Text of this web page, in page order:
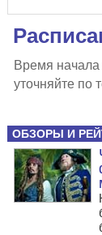
Время начала
уточняйте по
ОБЗОРЫ И